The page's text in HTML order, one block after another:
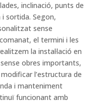
inclinació, punts de
i sortida. Segon,
sense
el termini i les
la instal·lació en
obres importants,
l’estructura de
i manteniment
funcionant amb